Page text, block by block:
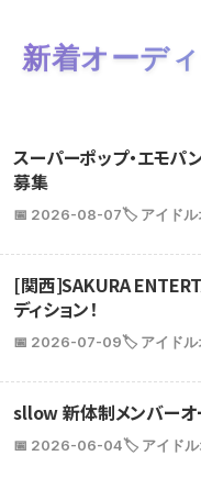
新着オーデ
スーパーポップ・エモパ
募集
📅 2026-08-07🏷️ アイドル
[関西]SAKURA
ディション！
📅 2026-07-09🏷️ アイドル
sllow 新体制メンバーオ
📅 2026-06-04🏷️ アイドル